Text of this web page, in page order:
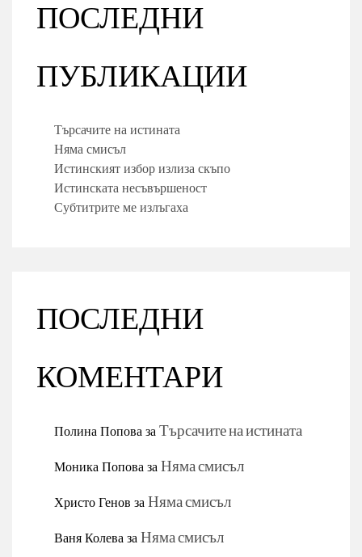
ПОСЛЕДНИ
ПУБЛИКАЦИИ
Търсачите на истината
Няма смисъл
Истинският избор излиза скъпо
Истинската несъвършеност
Субтитрите ме излъгаха
ПОСЛЕДНИ
КОМЕНТАРИ
Полина ПоповазаТърсачите на истината
Моника ПоповазаНяма смисъл
Христо ГеновзаНяма смисъл
Ваня КолевазаНяма смисъл